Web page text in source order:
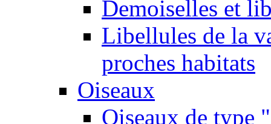
Demoiselles et
Libellules de la
proches habitats
Oiseaux
Oiseaux de type